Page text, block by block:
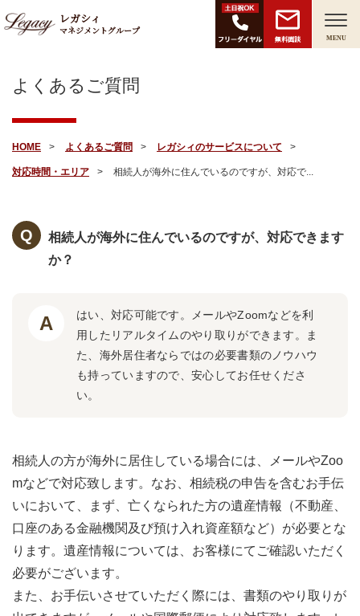
レガシィ
マネジメントグループ
無料面談 MENU
よくあるご質問
HOME よくあるご質問 レガシィのサービスについて
対応時間・エリア 相続人が海外に住んでいるのですが、対応で...
相続人が海外に住んでいるのですが、対応できます
か？
はい、対応可能です。メールやZoomなどを利
用したリアルタイムのやり取りができます。ま
た、海外居住者ならではの必要書類のノウハウ
も持っていますので、安心してお任せくださ
い。
相続人の方が海外に居住している場合には、メールやZoo
mなどで対応致します。なお、相続税の申告を含むお手伝
いにおいて、まず、亡くなられた方の遺産情報（不動産、
口座のある金融機関及び預け入れ資産額など）が必要とな
ります。遺産情報については、お客様にてご確認いただく
必要がございます。
また、お手伝いさせていただく際には、書類のやり取りが